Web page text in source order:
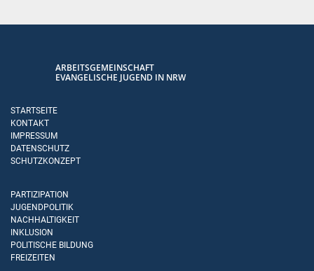
ARBEITSGEMEINSCHAFT
EVANGELISCHE JUGEND IN NRW
STARTSEITE
KONTAKT
IMPRESSUM
DATENSCHUTZ
SCHUTZKONZEPT
PARTIZIPATION
JUGENDPOLITIK
NACHHALTIGKEIT
INKLUSION
POLITISCHE BILDUNG
FREIZEITEN